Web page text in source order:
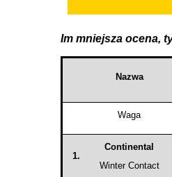
Im mniejsza ocena,
Nazwa
Waga
1.
Continental
Winter Contact